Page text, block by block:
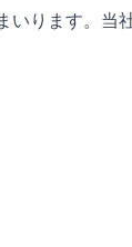
ります。